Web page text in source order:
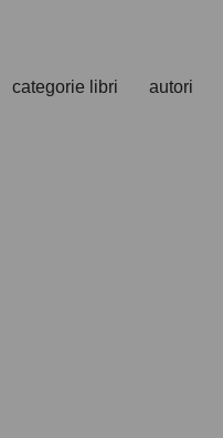
categorie libri autori